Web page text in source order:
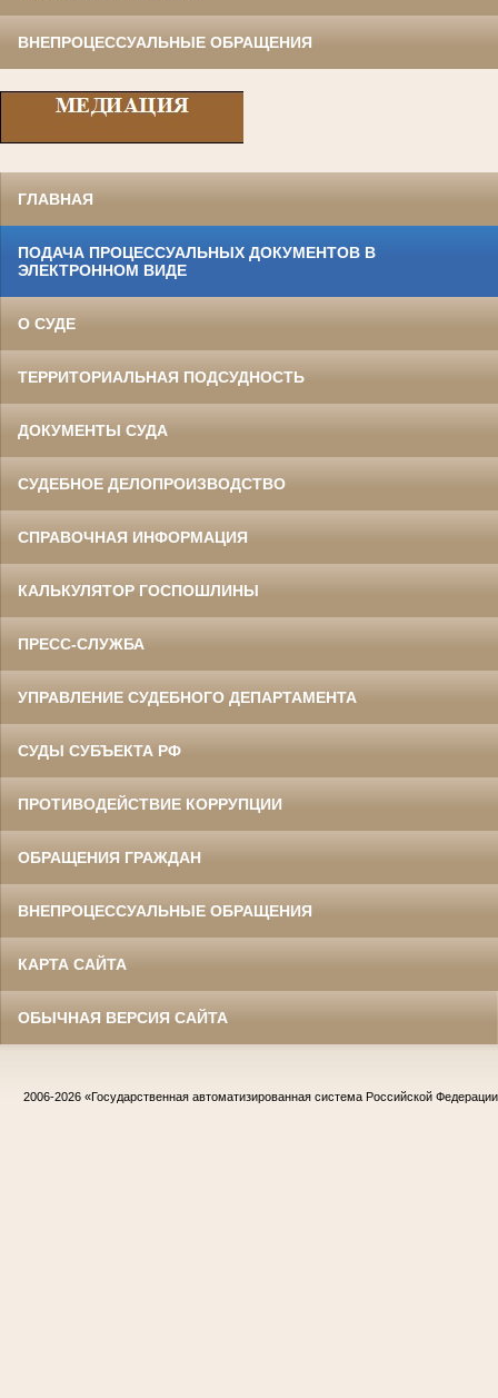
ВНЕПРОЦЕССУАЛЬНЫЕ ОБРАЩЕНИЯ
ГЛАВНАЯ
ПОДАЧА ПРОЦЕССУАЛЬНЫХ ДОКУМЕНТОВ В
ЭЛЕКТРОННОМ ВИДЕ
О СУДЕ
ТЕРРИТОРИАЛЬНАЯ ПОДСУДНОСТЬ
ДОКУМЕНТЫ СУДА
СУДЕБНОЕ ДЕЛОПРОИЗВОДСТВО
СПРАВОЧНАЯ ИНФОРМАЦИЯ
КАЛЬКУЛЯТОР ГОСПОШЛИНЫ
ПРЕСС-СЛУЖБА
УПРАВЛЕНИЕ СУДЕБНОГО ДЕПАРТАМЕНТА
СУДЫ СУБЪЕКТА РФ
ПРОТИВОДЕЙСТВИЕ КОРРУПЦИИ
ОБРАЩЕНИЯ ГРАЖДАН
ВНЕПРОЦЕССУАЛЬНЫЕ ОБРАЩЕНИЯ
КАРТА САЙТА
ОБЫЧНАЯ ВЕРСИЯ САЙТА
2006-2026 «Государственная автоматизированная система Российской